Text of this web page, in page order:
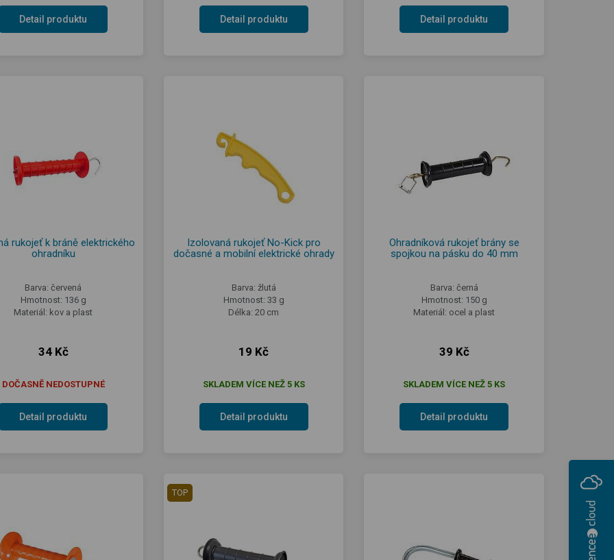
Detail produktu Detail produktu Detail produktu
rukojeť k bráně elektrického
ohradníku
Barva: červená
Hmotnost: 136 g
Materiál: kov a plast
34 Kč
DOČASNĚ NEDOSTUPNÉ
Detail produktu
Izolovaná rukojeť No-Kick pro
dočasné a mobilní elektrické ohrady
Barva: žlutá
Hmotnost: 33 g
Délka: 20 cm
19 Kč
SKLADEM VÍCE NEŽ 5 KS
Detail produktu
Ohradníková rukojeť brány se
spojkou na pásku do 40 mm
Barva: černá
Hmotnost: 150 g
Materiál: ocel a plast
39 Kč
SKLADEM VÍCE NEŽ 5 KS
Detail produktu
TOP